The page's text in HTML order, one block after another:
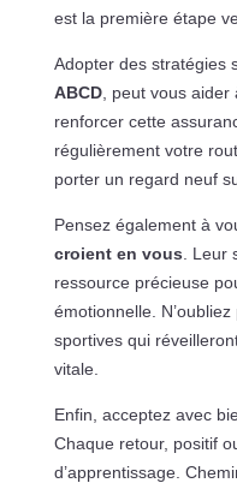
est la première étape
Adopter des stratégies
ABCD, peut vous aider
renforcer cette
régulièrement votre
porter un regard neuf
Pensez également à
croient en vous .
ressource précieuse
émotionnelle.
sportives qui
vitale.
Enfin, acceptez avec
Chaque retour, positif
d’apprentissage.